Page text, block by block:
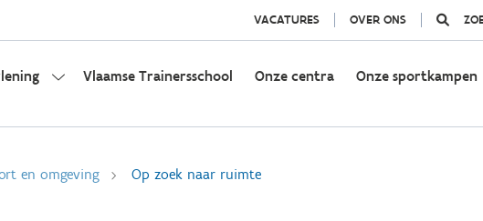
VACATURES OVER ONS
Vlaamse Trainersschool Onze centra Onze sportkampen
en omgeving Op zoek naar ruimte